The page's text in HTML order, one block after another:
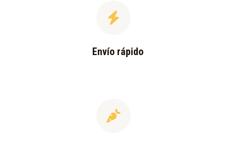
Envío rápido